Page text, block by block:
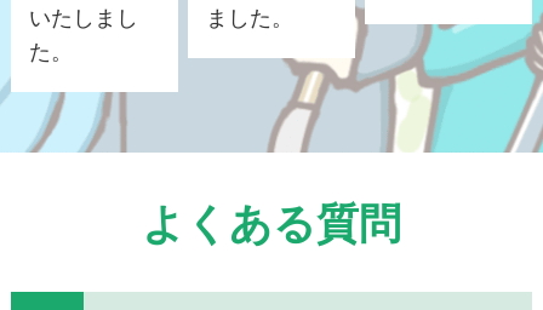
いたしまし
た。
ました。
よくある質問